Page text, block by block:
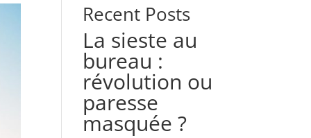
Recent Posts
La sieste au
bureau :
révolution ou
paresse
masquée ?